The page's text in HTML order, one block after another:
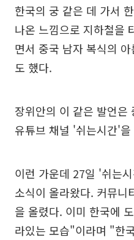
한국의 궁 같은 데 가서
나온 느낌으로 지하철을
면서 중국 남자 복식의
도 했다.
장위안의 이 같은 발언은
유튜브 채널 '쉬는시간'
이런 가운데 27일 '쉬는
소식이 올라왔다. 커뮤
을 올렸다. 이미 한국에
라있는 모습"이라며 "한